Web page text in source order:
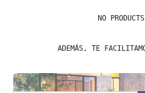
NO
ADEMÁS, TE